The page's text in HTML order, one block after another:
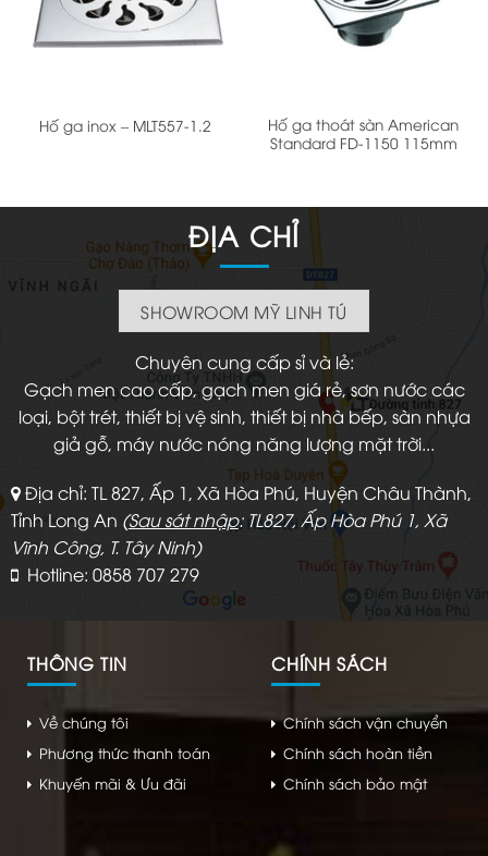
Hố ga inox – MLT557-1.2
Hố ga thoát sàn American
Standard FD-1150 115mm
ĐỊA CHỈ
SHOWROOM MỸ LINH TÚ
Chuyên cung cấp sỉ và lẻ:
Gạch men cao cấp, gạch men giá rẻ, sơn nước các
loại, bột trét, thiết bị vệ sinh, thiết bị nhà bếp, sàn nhựa
giả gỗ, máy nước nóng năng lượng mặt trời...
Địa chỉ: TL 827, Ấp 1, Xã Hòa Phú, Huyện Châu Thành,
Tỉnh Long An (Sau sát nhập: TL827, Ấp Hòa Phú 1, Xã
Vĩnh Công, T. Tây Ninh)
Hotline: 0858 707 279
THÔNG TIN
Về chúng tôi
Phương thức thanh toán
Khuyến mãi & Ưu đãi
CHÍNH SÁCH
Chính sách vận chuyển
Chính sách hoàn tiền
Chính sách bảo mật